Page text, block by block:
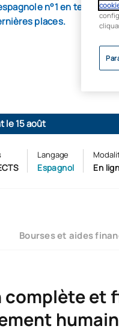
n°1 en termes
places.
le 15 août
Langage
Espagnol En
Bourses et aides
et
humain